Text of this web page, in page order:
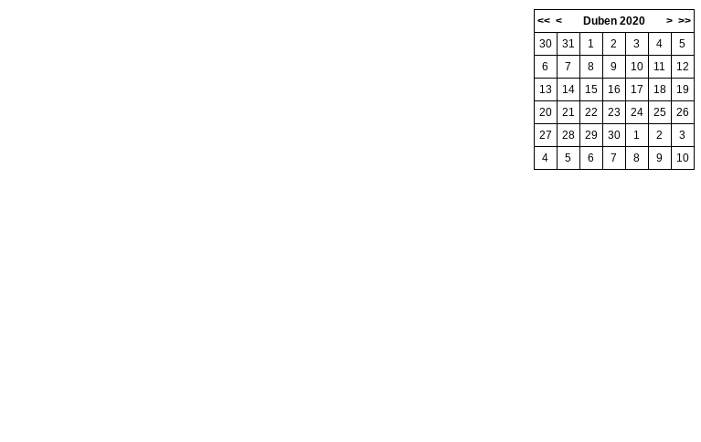
<< < > >>
Duben 2020
30
31 1 2 3 4
5
6
7 8 9 10 11
12
13
14 15 16 17 18
19
20
21 22 23 24 25
26
27
28 29 30 1 2
3
4
5 6 7 8 9 10